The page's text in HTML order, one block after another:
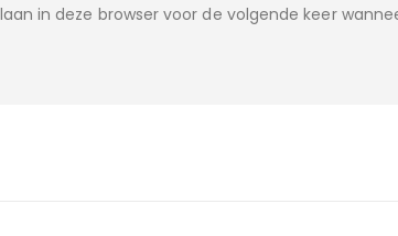
in deze browser voor de volgende keer